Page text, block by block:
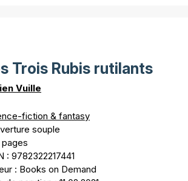
Trois Rubis rutilants
Vuille
fiction & fantasy
souple
: 9782322217441
: Books on Demand